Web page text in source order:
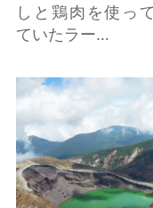
しと鶏肉を使っ
ていたラー…
【かみのやま温
王】お釜 の詳細
ら